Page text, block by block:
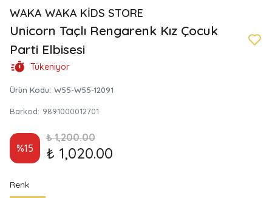
WAKA WAKA KİDS STORE
Unicorn Taçlı Rengarenk Kız Çocuk
Parti Elbisesi
Tükeniyor
Ürün Kodu: W55-W55-12091
Barkod: 9891000012701
%15
₺ 1,200.00
₺ 1,020.00
Renk